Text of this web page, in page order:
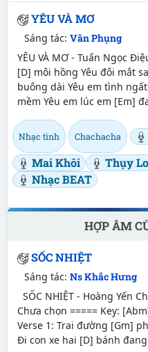
YÊU VÀ MƠ
Sáng tác: Văn Phụng
YÊU VÀ MƠ - Tuấn Ngọc
[D] môi hồng Yêu đôi mắt
buông dài Yêu em tình
mềm Yêu em lúc em [Em]
Nhạc tình Chachacha
Mai Khôi
Thụy
Nhạc BEAT
HỢP ÂM
SỐC NHIỆT
Sáng tác: Ns Khắc Hưng
SỐC NHIỆT - Hoàng Yến
Chưa chọn ===== Key:
Verse 1: Trai đường [Gm]
Đi con xe hai [D] bánh